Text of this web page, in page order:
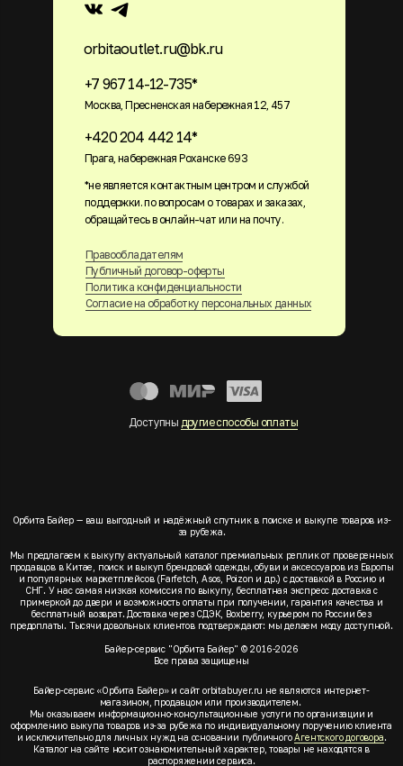
+7 967 14-12-735*
Москва, Пресненская набережная 12, 457
+420 204 442 14*
Прага, набережная Роханске 693
orbitaoutlet.ru@bk.ru
Правообладателям
Публичный договор-оферты
Политика конфиденциальности
Согласие на обработку персональных данных
Доступны другие способы оплаты
*не является контактным центром и службой
поддержки. по вопросам о товарах и заказах,
обращайтесь в онлайн-чат или на почту.
Орбита Байер — ваш выгодный и надёжный спутник в поиске и выкупе товаров из-
за рубежа.
Мы предлагаем к выкупу актуальный каталог премиальных реплик от проверенных
продавцов в Китае, поиск и выкуп брендовой одежды, обуви и аксессуаров из Европы
и популярных маркетплейсов (Farfetch, Asos, Poizon и др.) с доставкой в Россию и
СНГ. У нас самая низкая комиссия по выкупу, бесплатная экспресс доставка с
примеркой до двери и возможность оплаты при получении, гарантия качества и
бесплатный возврат. Доставка через СДЭК, Boxberry, курьером по России без
предоплаты. Тысячи довольных клиентов подтверждают: мы делаем моду доступной.
Байер-сервис "Орбита Байер" © 2016-2026
Все права защищены
Байер-сервис «Орбита Байер» и сайт orbitabuyer.ru не являются интернет-
магазином, продавцом или производителем.
Мы оказываем информационно-консультационные услуги по организации и
оформлению выкупа товаров из-за рубежа по индивидуальному поручению клиента
и исключительно для личных нужд на основании публичногоАгентского договора.
Каталог на сайте носит ознакомительный характер, товары не находятся в
распоряжении сервиса.